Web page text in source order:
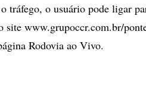
tráfego, o usuário pode ligar
site www.grupoccr.com.br/
Rodovia ao Vivo.